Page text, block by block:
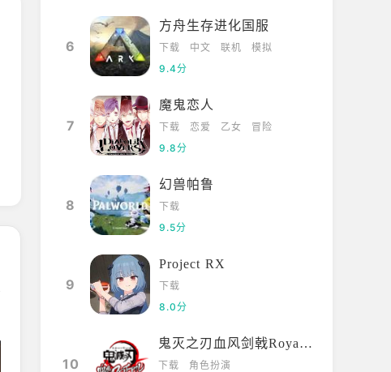
6
方舟生存进化国服
下载 中文 联机
模拟
9.4分
7
魔鬼恋人
下载 恋爱 乙女
冒险
9.8分
8
幻兽帕鲁
下载
9.5分
9
Project RX
下载
8.0分
10
鬼灭之刃血风剑戟Royale国际服
下载
角色扮演